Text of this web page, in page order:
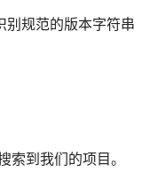
别规范的版本字符串
到我们的项目。